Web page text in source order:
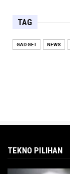
TAG
GADGET NEWS
TEKNO PILIHAN